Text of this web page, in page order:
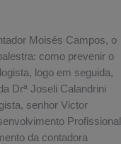
Moisés Campos, o
como prevenir o
logo em seguida,
Drª Joseli Calandrini
senhor Victor
Profissional
da contadora